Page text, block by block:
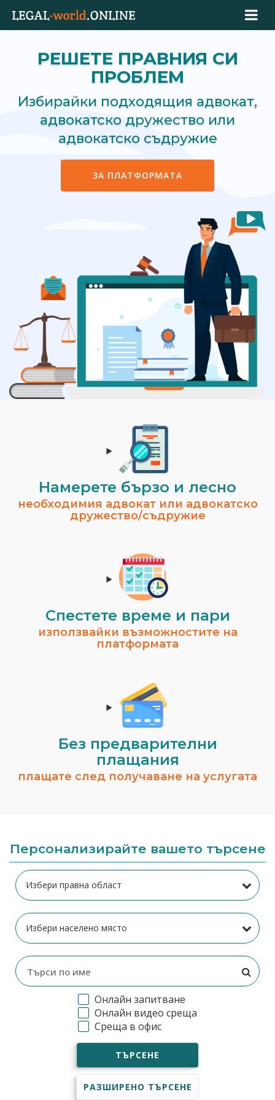
РЕШЕТЕ ПРАВНИЯ СИ
ПРОБЛЕМ
Избирайки подходящия адвокат,
адвокатско дружество или
адвокатско съдружие
ЗА ПЛАТФОРМАТА
Намерете бързо и лесно
необходимия адвокат или адвокатско
дружество/съдружие
Спестeте време и пари
използвайки възможностите на
платформата
Без предварителни
плащания
плащате след получаване на услугата
Персонализирайте вашето търсене
Онлайн запитване
Онлайн видео среща
Среща в офис
ТЪРСЕНЕ
РАЗШИРЕНО ТЪРСЕНЕ